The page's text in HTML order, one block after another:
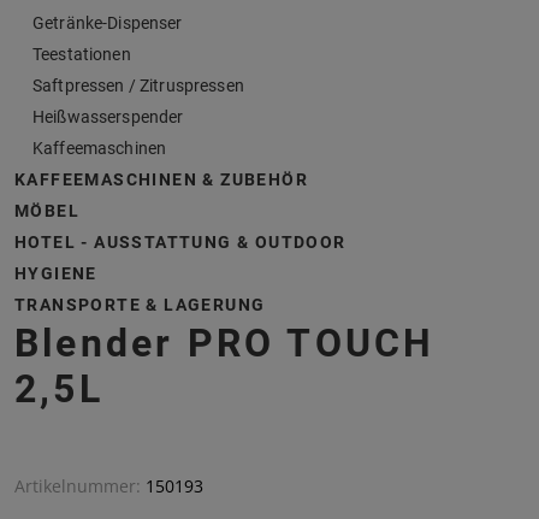
Getränke-Dispenser
Teestationen
Saftpressen / Zitruspressen
Heißwasserspender
Kaffeemaschinen
KAFFEEMASCHINEN & ZUBEHÖR
MÖBEL
HOTEL - AUSSTATTUNG & OUTDOOR
HYGIENE
TRANSPORTE & LAGERUNG
Blender PRO TOUCH
2,5L
Artikelnummer: 150193